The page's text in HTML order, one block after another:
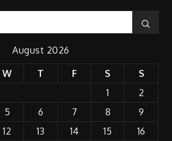
August 2026
W T F S
S
1
2
5 6 7 8
9
12 13 14 15
16